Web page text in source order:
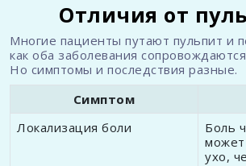
Отличия от
Многие пациенты путают пульпит и
как оба заболевания
Но симптомы и последствия разные.
Симптом
Локализация боли
Боль
может
ухо,